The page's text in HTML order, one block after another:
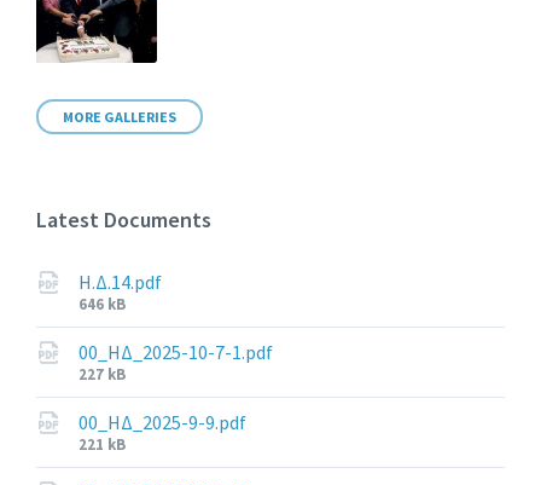
MORE GALLERIES
Latest Documents
Η.Δ.14.pdf
File
size:
646 kB
00_ΗΔ_2025-10-7-1.pdf
File
size:
227 kB
00_ΗΔ_2025-9-9.pdf
File
size:
221 kB